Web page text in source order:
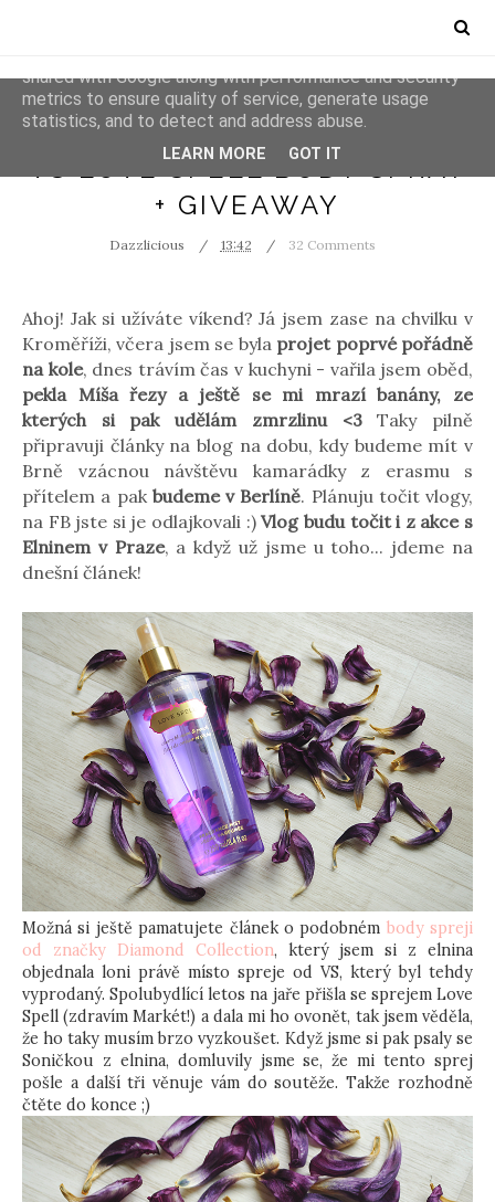
COOPERATION PARFÉMY
VS LOVE SPELL BODY SPRAY
+ GIVEAWAY
Dazzlicious 13:42 32 Comments
Ahoj! Jak si užíváte víkend? Já jsem zase na chvilku v
Kroměříži, včera jsem se byla projet poprvé pořádně
na kole, dnes trávím čas v kuchyni - vařila jsem oběd,
pekla Míša řezy a ještě se mi mrazí banány, ze
kterých si pak udělám zmrzlinu <3Taky pilně
připravuji články na blog na dobu, kdy budeme mít v
Brně vzácnou návštěvu kamarádky z erasmu s
přítelem a pak budeme v Berlíně. Plánuju točit vlogy,
na FB jste si je odlajkovali :)Vlog budu točit i z akce s
Elninem v Praze, a když už jsme u toho... jdeme na
dnešní článek!
Možná si ještě pamatujete článek o podobném body spreji
od značky Diamond Collection, který jsem si z elnina
objednala loni právě místo spreje od VS, který byl tehdy
vyprodaný. Spolubydlící letos na jaře přišla se sprejem Love
Spell (zdravím Markét!) a dala mi ho ovonět, tak jsem věděla,
že ho taky musím brzo vyzkoušet. Když jsme si pak psaly se
Soničkou z elnina, domluvily jsme se, že mi tento sprej
pošle a další tři věnuje vám do soutěže. Takže rozhodně
čtěte do konce ;)
This site uses cookies from Google to deliver its services
shared with Google along with performance and security
metrics to ensure quality of service, generate usage
statistics, and to detect and address abuse.
LEARN MORE GOT IT